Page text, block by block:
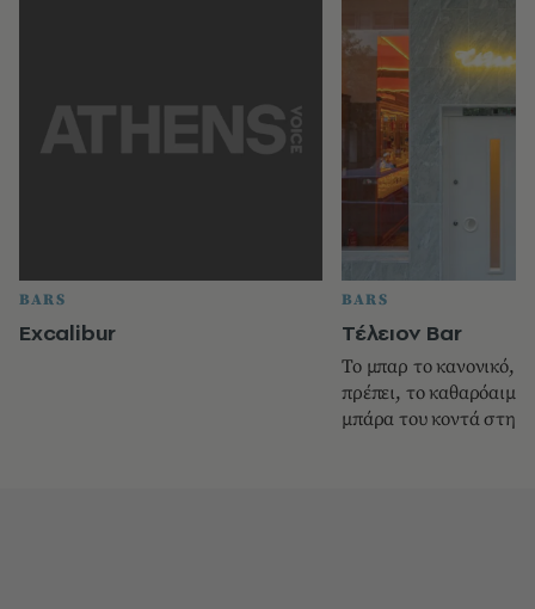
BARS
Excalibur
BARS
Τέλειον Bar
Το μπαρ το κανονικό,
πρέπει, το καθαρόαιμο.
μπάρα του κοντά